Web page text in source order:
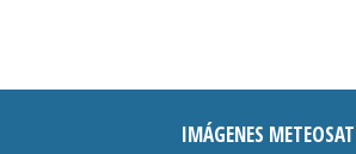
IMÁGENES METEOSAT